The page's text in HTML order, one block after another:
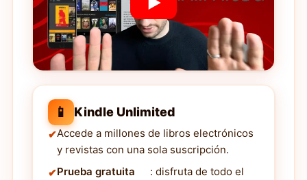
📱 Kindle Unlimited
Accede a millones de libros electrónicos
y revistas con una sola suscripción.
Prueba gratuita
: disfruta de todo el